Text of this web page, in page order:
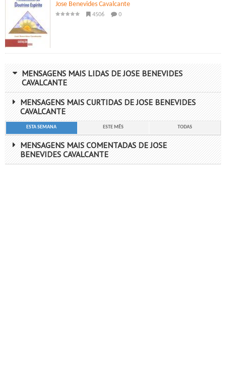
Jose Benevides Cavalcante
4506 0
MENSAGENS MAIS LIDAS DE JOSE BENEVIDES
CAVALCANTE
MENSAGENS MAIS CURTIDAS DE JOSE BENEVIDES
CAVALCANTE
ESTA SEMANA ESTE MÊS TODAS
MENSAGENS MAIS COMENTADAS DE JOSE
BENEVIDES CAVALCANTE